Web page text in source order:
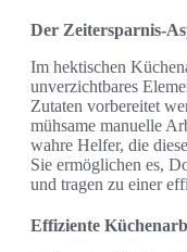
Der Zeitersparnis-
Im hektischen
unverzichtbares
Zutaten vorbereitet
mühsame manuelle
wahre Helfer, die
Sie ermöglichen es,
und tragen zu einer
Effiziente